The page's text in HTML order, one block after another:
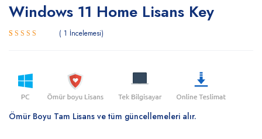
Windows 11 Home Lisans Key
5 üzerinden
5.00puan
aldı
1 İncelemesi
Ömür Boyu Tam Lisans ve tüm güncellemeleri alır.